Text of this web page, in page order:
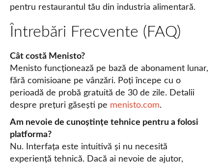
pentru restaurantul tău din industria alimentară.
Întrebări Frecvente (FAQ)
Cât costă Menisto?
Menisto funcționează pe bază de abonament lunar,
fără comisioane pe vânzări. Poți începe cu o
perioadă de probă gratuită de 30 de zile. Detalii
despre prețuri găsești pe menisto.com.
Am nevoie de cunoștințe tehnice pentru a folosi
platforma?
Nu. Interfața este intuitivă și nu necesită
experiență tehnică. Dacă ai nevoie de ajutor,